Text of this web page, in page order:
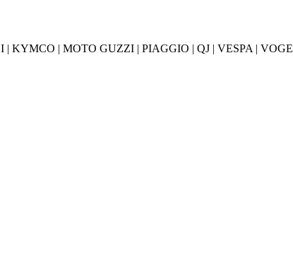
| KYMCO | MOTO GUZZI | PIAGGIO | QJ | VESPA | VOGE